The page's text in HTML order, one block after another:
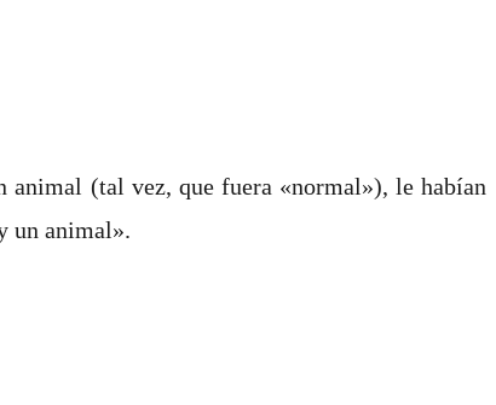
animal (tal vez, que fuera «normal»), le habían
un animal».